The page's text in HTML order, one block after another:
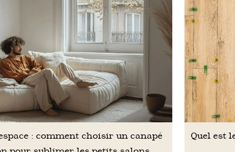
: comment choisir un canapé
Quel est